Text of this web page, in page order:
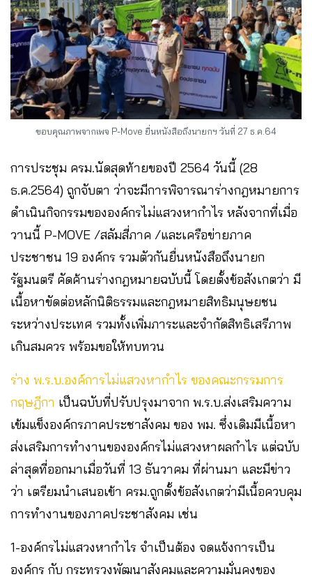
ขอบคุณภาพจากเพจ P-Move ยื่นหนังสือถึงนายกฯ วันที่ 27 ธ.ค.64
การประชุม ครม.นัดสุดท้ายของปี 2564 วันนี้ (28
ธ.ค.2564) ถูกจับตา ว่าจะมีการพิจารณาร่างกฎหมายการ
ดำเนินกิจกรรมขององค์กรไม่แสวงหากำไร หลังจากที่เมื่อ
วานนี้ P-MOVE /สลัมสี่ภาค /และเครือข่ายภาค
ประชาชน 19 องค์กร รวมตัวกันยื่นหนังสือถึงนายก
รัฐมนตรี คัดค้านร่างกฎหมายฉบับนี้ โดยตั้งข้อสังเกตว่า มี
เนื้อหาขัดต่อหลักนิติธรรมและกฎหมายสิทธิมนุษยชน
ระหว่างประเทศ รวมทั้งเพิ่มภาระและจำกัดสิทธิเสรีภาพ
เกินสมควร พร้อมขอให้ทบทวน
ร่าง พ.ร.บ.องค์การไม่แสวงหากำไร ของคณะกรรมการ
กฤษฎีกา เป็นฉบับที่ปรับปรุงมาจาก พ.ร.บ.ส่งเสริมความ
เข้มแข็งองค์กรภาคประชาสังคม ของ พม. ซึ่งเดิมมีเนื้อหา
ส่งเสริมการทำงานขององค์กรไม่แสวงหาผลกำไร แต่ฉบับ
ล่าสุดที่ออกมาเมื่อวันที่ 13 ธันวาคม ที่ผ่านมา และมีข่าว
ว่า เตรียมนำเสนอเข้า ครม.ถูกตั้งข้อสังเกตว่ามีเนื้อควบคุม
การทำงานของภาคประชาสังคม เช่น
1-องค์กรไม่แสวงหากำไร จำเป็นต้อง จดแจ้งการเป็น
องค์กร กับ กระทรวงพัฒนาสังคมและความมั่นคงของ